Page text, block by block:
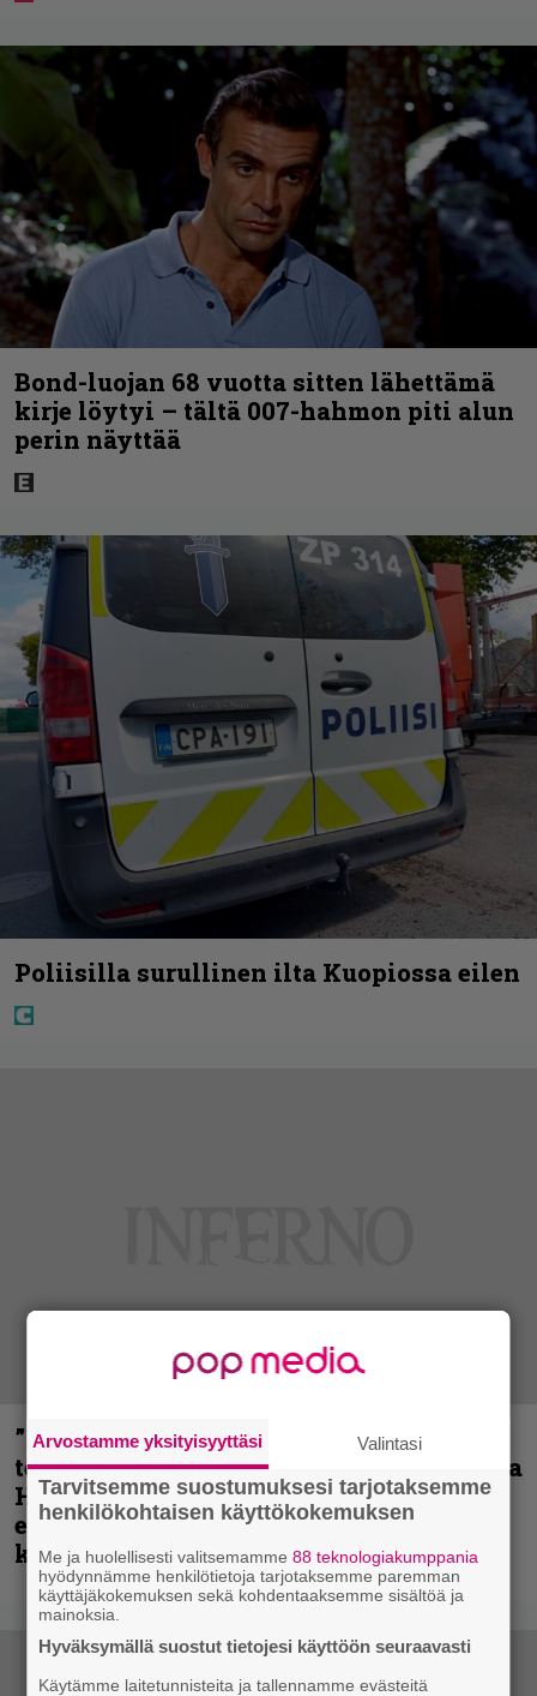
Bond-luojan 68 vuotta sitten lähettämä
kirje löytyi – tältä 007-hahmon piti alun
perin näyttää
Poliisilla surullinen ilta Kuopiossa eilen
”Metallica on tiukempi kuin koskaan ja
te haluatte jonkun nulikan yrittävän olla
Hetfield?” – Pepper Keenan muisteli
ensimmäistä koesoittoaan hevijätin
kanssa
Arvostamme yksityisyyttäsi Valintasi
Tarvitsemme suostumuksesi tarjotaksemme
henkilökohtaisen käyttökokemuksen
Me ja huolellisesti valitsemamme88 teknologiakumppania
hyödynnämme henkilötietoja tarjotaksemme paremman
käyttäjäkokemuksen sekä kohdentaaksemme sisältöä ja
mainoksia.
Hyväksymällä suostut tietojesi käyttöön seuraavasti
Käytämme laitetunnisteita ja tallennamme evästeitä